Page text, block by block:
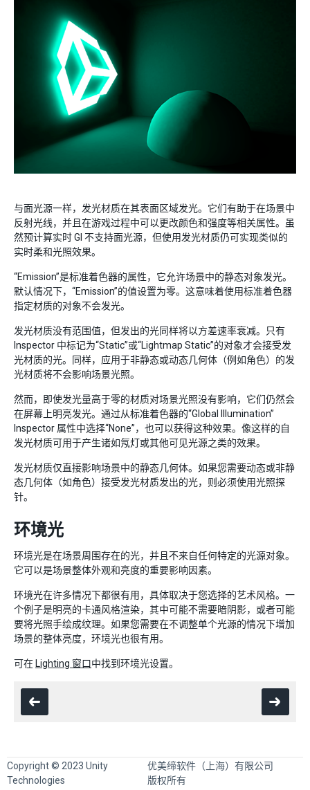
与面光源一样，发光材质在其表面区域发光。它们有助于在场景中
反射光线，并且在游戏过程中可以更改颜色和强度等相关属性。虽
然预计算实时 GI 不支持面光源，但使用发光材质仍可实现类似的
实时柔和光照效果。
“Emission”是标准着色器的属性，它允许场景中的静态对象发光。
默认情况下，“Emission”的值设置为零。这意味着使用标准着色器
指定材质的对象不会发光。
发光材质没有范围值，但发出的光同样将以方差速率衰减。只有
Inspector 中标记为“Static”或“Lightmap Static”的对象才会接受发
光材质的光。同样，应用于非静态或动态几何体（例如角色）的发
光材质将不会影响场景光照。
然而，即使发光量高于零的材质对场景光照没有影响，它们仍然会
在屏幕上明亮发光。通过从标准着色器的“Global Illumination”
Inspector 属性中选择“None”，也可以获得这种效果。像这样的自
发光材质可用于产生诸如氖灯或其他可见光源之类的效果。
发光材质仅直接影响场景中的静态几何体。如果您需要动态或非静
态几何体（如角色）接受发光材质发出的光，则必须使用光照探
针。
环境光
环境光是在场景周围存在的光，并且不来自任何特定的光源对象。
它可以是场景整体外观和亮度的重要影响因素。
环境光在许多情况下都很有用，具体取决于您选择的艺术风格。一
个例子是明亮的卡通风格渲染，其中可能不需要暗阴影，或者可能
要将光照手绘成纹理。如果您需要在不调整单个光源的情况下增加
场景的整体亮度，环境光也很有用。
可在 Lighting 窗口中找到环境光设置。
Copyright © 2023 Unity
Technologies
优美缔软件（上海）有限公司
版权所有